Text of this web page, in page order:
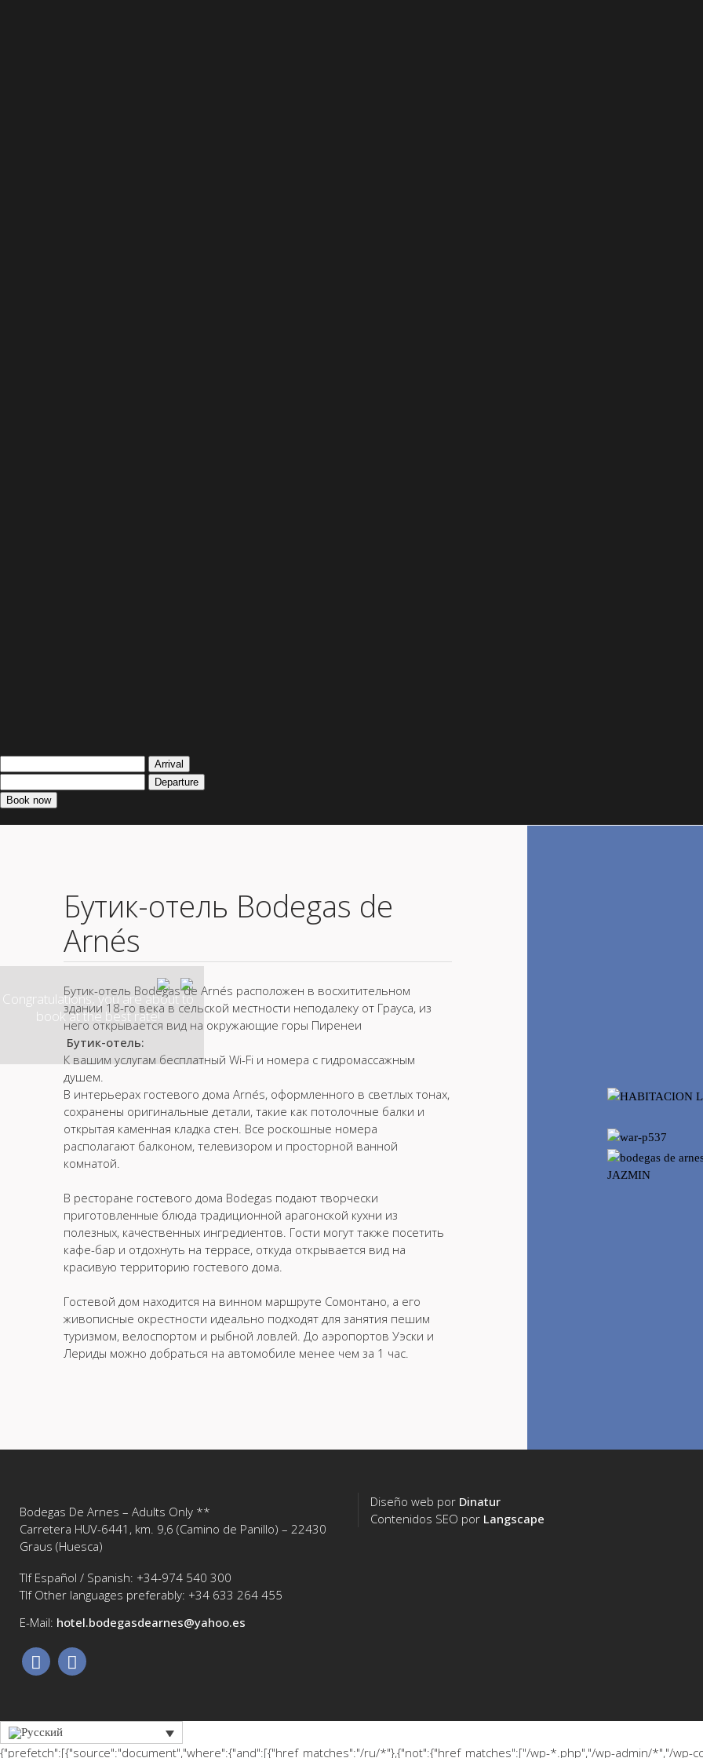
Congratulations, you are about to
book at the best rate!
Бутик-отель Bodegas de
Arnés
Бутик-отель Bodegas de Arnés расположен в восхитительном
здании 18-го века в сельской местности неподалеку от Грауса, из
него открывается вид на окружающие горы Пиренеи
Бутик-отель:
К вашим услугам бесплатный Wi-Fi и номера с гидромассажным
душем.
В интерьерах гостевого дома Arnés, оформленного в светлых тонах,
сохранены оригинальные детали, такие как потолочные балки и
открытая каменная кладка стен. Все роскошные номера
располагают балконом, телевизором и просторной ванной
комнатой.
В ресторане гостевого дома Bodegas подают творчески
приготовленные блюда традиционной арагонской кухни из
полезных, качественных ингредиентов. Гости могут также посетить
кафе-бар и отдохнуть на террасе, откуда открывается вид на
красивую территорию гостевого дома.
Гостевой дом находится на винном маршруте Сомонтано, а его
живописные окрестности идеально подходят для занятия пешим
туризмом, велоспортом и рыбной ловлей. До аэропортов Уэски ​​и
Лериды можно добраться на автомобиле менее чем за 1 час.
Bodegas De Arnes – Adults Only **
Carretera HUV-6441, km. 9,6 (Camino de Panillo) – 22430
Graus (Huesca)
Tlf Español / Spanish: +34-974 540 300
Tlf Other languages preferably: +34 633 264 455
E-Mail: hotel.bodegasdearnes@yahoo.es‎
Diseño web por Dinatur
Contenidos SEO por Langscape
{"prefetch":[{"source":"document","where":{"and":[{"href_matches":"/ru/*"},{"not":{"href_matches":["/wp-*.php","/wp-admin/*","/